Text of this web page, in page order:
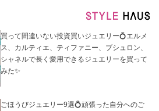
買って間違いない投資買いジュエリー💍エルメ
ス、カルティエ、ティファニー、ブシュロン、
シャネルで長く愛用できるジュエリーを買って
みた✨
ごほうびジュエリー9選💍頑張った自分へのご